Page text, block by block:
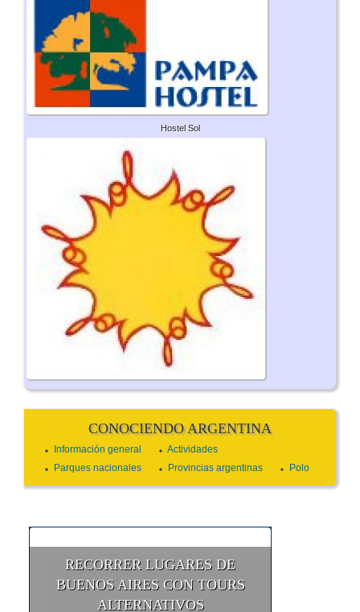
Hostel Sol
CONOCIENDO ARGENTINA
Información general
Actividades
Parques nacionales
Provincias argentinas Polo
RECORRER LUGARES DE
BUENOS AIRES CON TOURS
ALTERNATIVOS